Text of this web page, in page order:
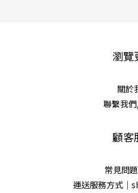
瀏覽
關於
聯繫我
顧客
常見問
運送服務方式